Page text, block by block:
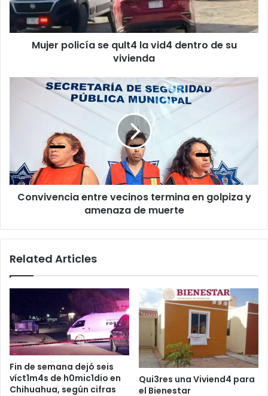
dentro
de
su
viviendaMujer policía se qult4 la vid4 dentro de su
vivienda
Convivencia
amenaza
de
muerte
Convivencia entre vecinos termina en golpiza y
amenaza de muerte
Related Articles
Fin de semana dejó seis
víct1m4s de h0mic1dio en
Chihuahua, según cifras
Qui3res una Viviend4 para
el Bienestar